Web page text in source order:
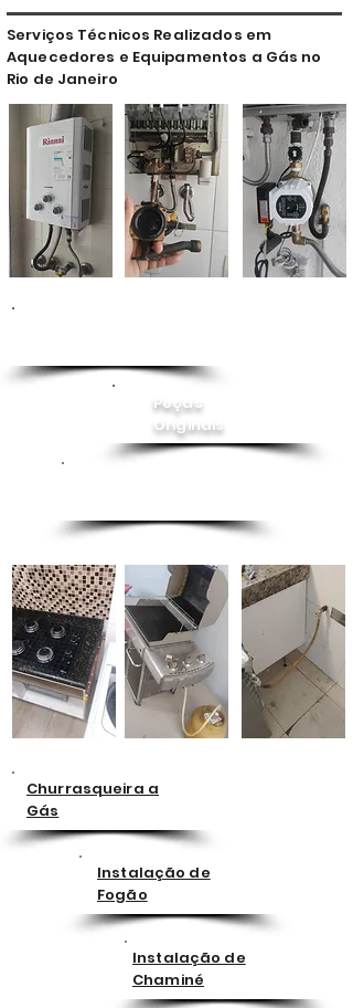
Serviços Técnicos Realizados em
Aquecedores e Equipamentos a Gás no
Rio de Janeiro
Peças
Originais
Churrasqueira a
Gás
Instalação de
Fogão
Instalação de
Chaminé